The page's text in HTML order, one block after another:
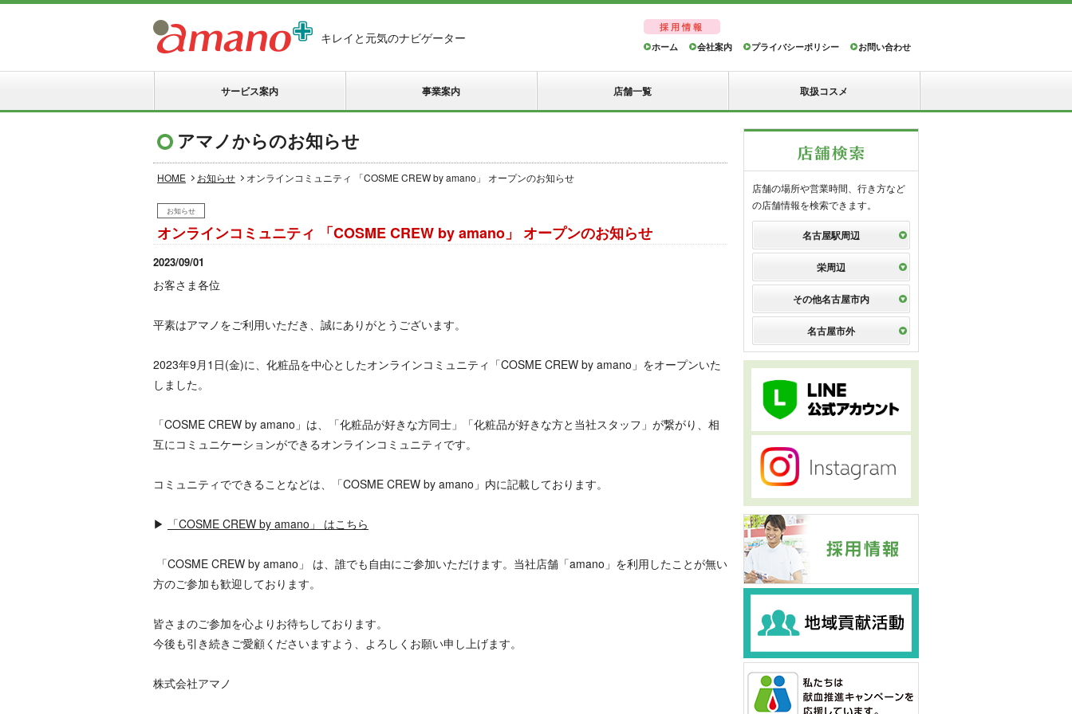
キレイと元気のナビゲーター
採用情報
ホーム
会社案内 プライバシーポリシー お問い合わせ
サービス案内 事業案内 店舗一覧 取扱コスメ
アマノからのお知らせ
HOME お知らせ オンラインコミュニティ 「COSME CREW by amano」 オープンのお知らせ
お知らせ
オンラインコミュニティ 「COSME CREW by amano」 オープンのお知らせ
2023/09/01
お客さま各位
平素はアマノをご利用いただき、誠にありがとうございます。
2023年9月1日(金)に、化粧品を中心としたオンラインコミュニティ「COSME CREW by amano」をオープンいた
しました。
「COSME CREW by amano」は、「化粧品が好きな方同士」「化粧品が好きな方と当社スタッフ」が繋がり、相
互にコミュニケーションができるオンラインコミュニティです。
コミュニティでできることなどは、「COSME CREW by amano」内に記載しております。
▶ 「COSME CREW by amano」 はこちら
「COSME CREW by amano」 は、誰でも自由にご参加いただけます。当社店舗「amano」を利用したことが無い
方のご参加も歓迎しております。
皆さまのご参加を心よりお待ちしております。
今後も引き続きご愛顧くださいますよう、よろしくお願い申し上げます。
株式会社アマノ
店舗の場所や営業時間、行き方など
の店舗情報を検索できます。
名古屋駅周辺
栄周辺
その他名古屋市内
名古屋市外